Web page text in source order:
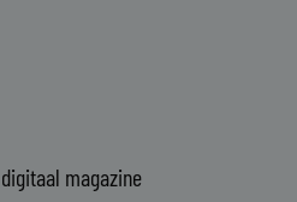
magazine